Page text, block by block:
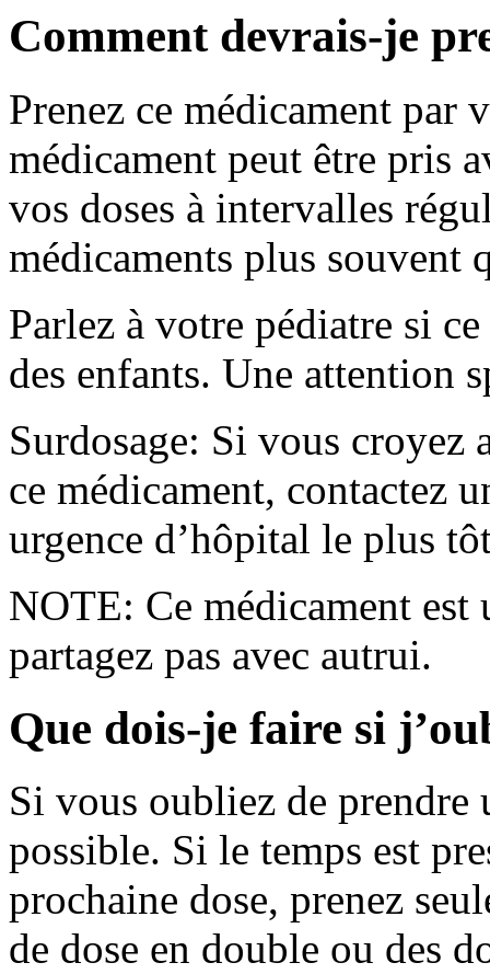
Comment devrais-je
Prenez ce médicament par
médicament peut être pris
vos doses à intervalles
médicaments plus souvent
Parlez à votre pédiatre si
des enfants. Une attention
Surdosage: Si vous croyez
ce médicament, contactez
urgence d’hôpital le plus
NOTE: Ce médicament
partagez pas avec autrui.
Que dois-je faire si
Si vous oubliez de prendre
possible. Si le temps est
prochaine dose, prenez
de dose en double ou des